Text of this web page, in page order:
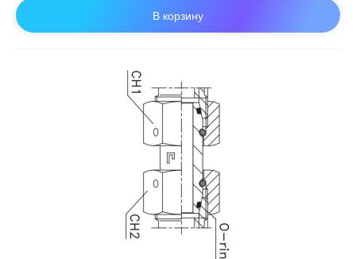
В корзину